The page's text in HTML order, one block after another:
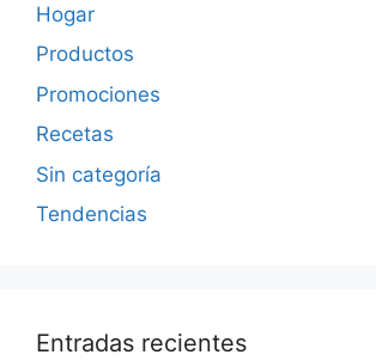
Hogar
Productos
Promociones
Recetas
Sin categoría
Tendencias
Entradas recientes